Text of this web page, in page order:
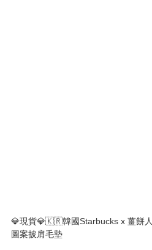
💎現貨💎🇰🇷韓國Starbucks x 薑餅人
圖案披肩毛墊